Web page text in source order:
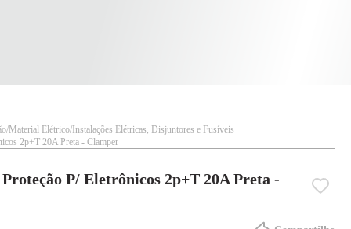
Material Elétrico Instalações Elétricas, Disjuntores e Fusíveis
2p+T 20A Preta - Clamper
P/ Eletrônicos 2p+T 20A Preta -